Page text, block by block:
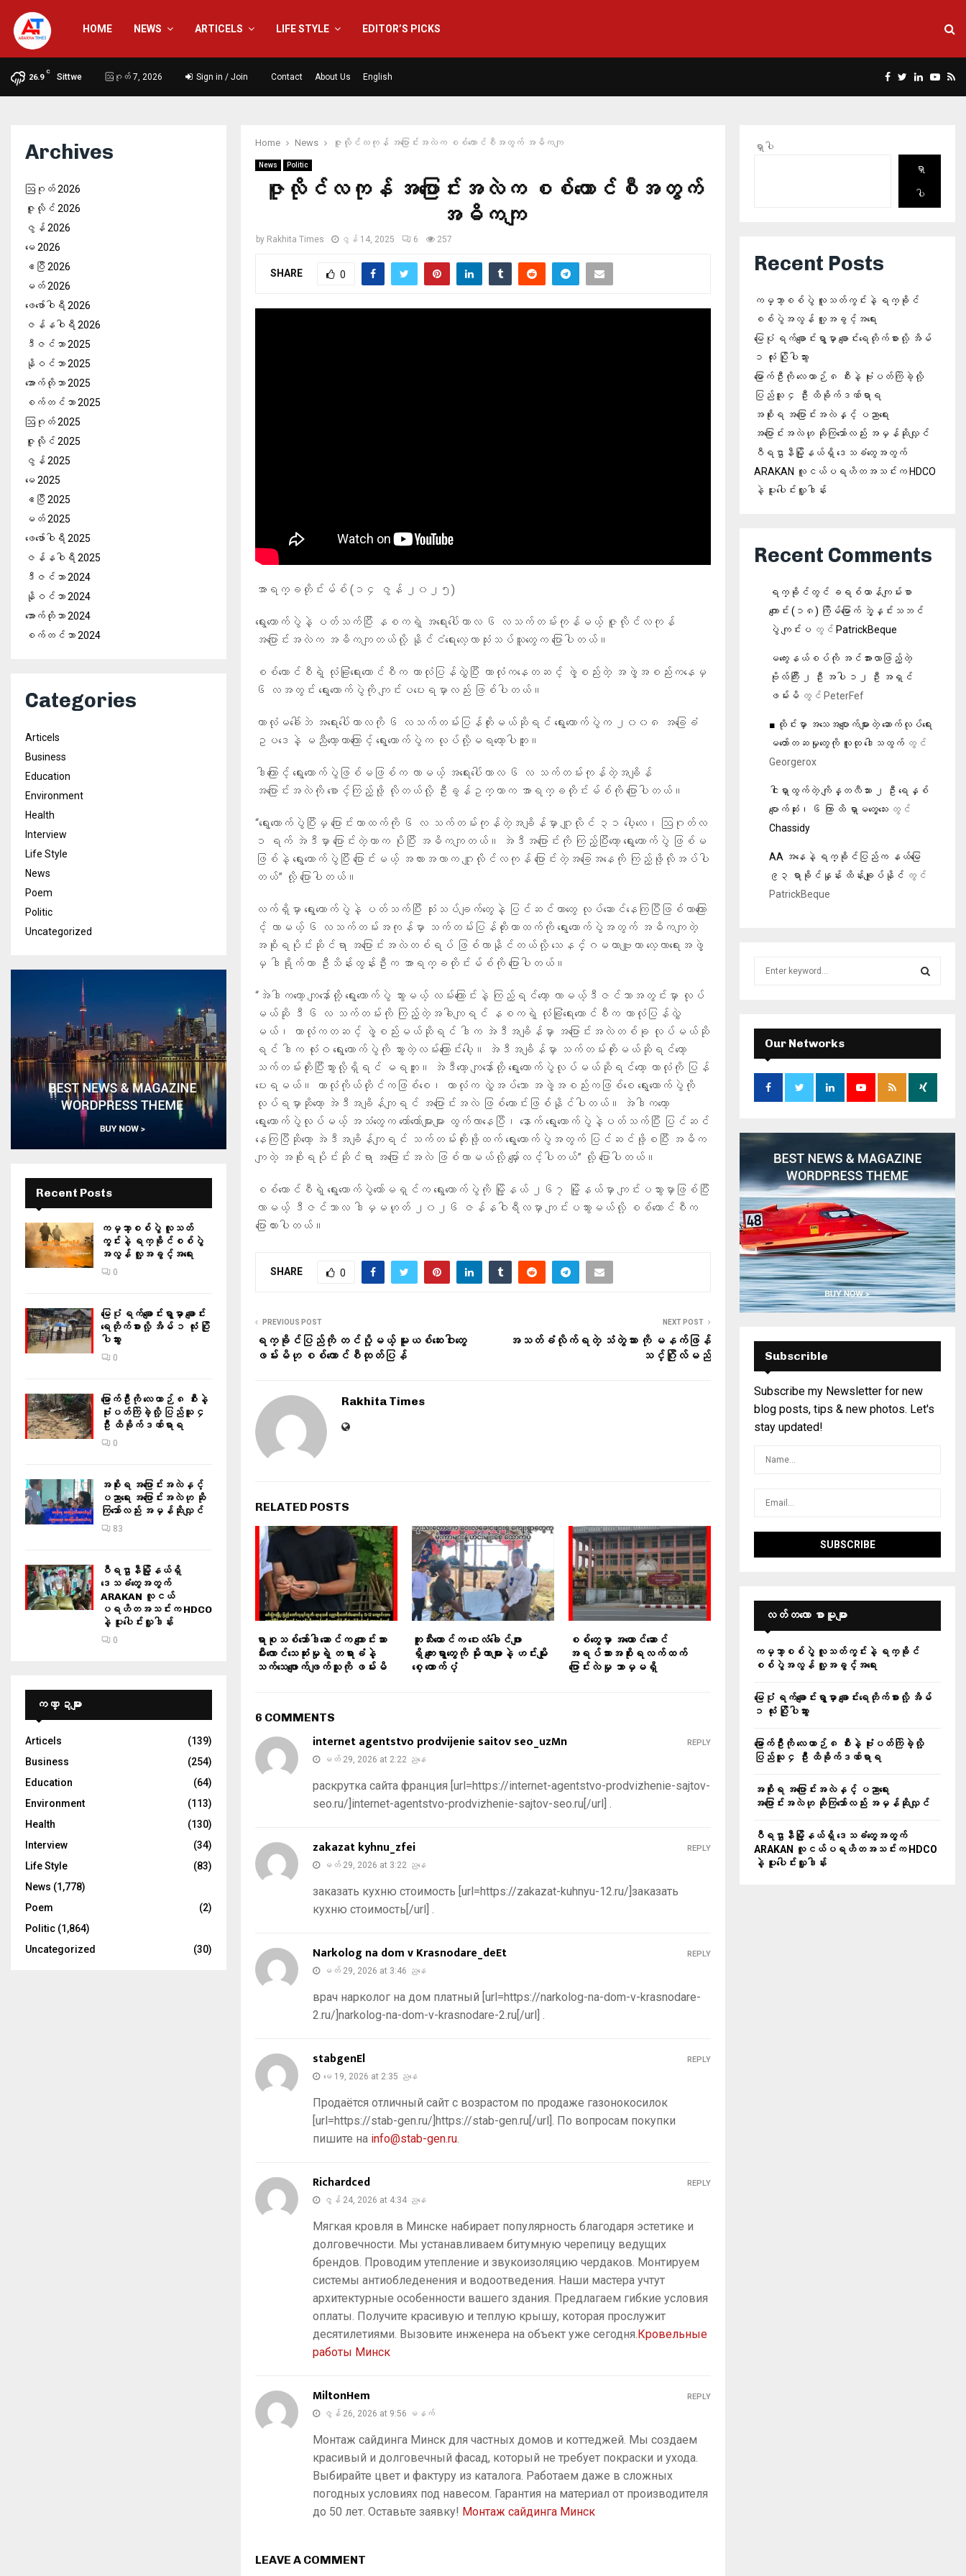
HOME NEWS ARTICELS LIFE STYLE EDITOR’S PICKS
26.9
C
Sittwe ဩဂုတ် 7, 2026 Sign in / Join Contact About Us English Facebook
Twitter
Linkedin
Home News ဇူလိုင်လကုန် အပြောင်းအလဲက စစ်ကောင်စီအတွက် အဓိကကျ
News Politic
ဇူလိုင်လကုန် အပြောင်းအလဲက စစ်ကောင်စီအတွက်
အဓိကကျ
by Rakhita Times ဇွန် 14, 2025 6 257
SHARE 0
အာရက္ခတိုင်းမ်စ် (၁၄ ဇွန် ၂၀၂၅)
ရွေးကောက်ပွဲနဲ့ ပတ်သက်ပြီး နစကရဲ့ အရေးပေါ်ကာလ ၆ လသက်တမ်းကုန်မယ့် ဇူလိုင်လကုန်
အပြောင်းအလဲက အဓိကကျတယ်လို့ နိုင်ငံရေးလေ့လာသုံးသပ်သူတွေက ပြောပါတယ်။
စစ်ကောင်စီရဲ့ လုံခြုံရေးကောင်စီက ကာလုံပြန်လွှဲပြီး ကာလုံကနေတဆင့် ဖွဲ့စည်းတဲ့ အဖွဲ့အစည်းကနေမှ
၆ လအတွင်း ရွေးကောက်ပွဲကို ကျင်းပပေးရမှာလည်း ဖြစ်ပါတယ်။
ကာလုံမ​ခေါ်ဘဲ အရေးပေါ်ကာလကို ၆ လသက်တမ်းပြန်တိုးမယ်ဆိုရင် ရွေးကောက်ပွဲက ၂၀၀၈ အခြေခံ
ဥပဒေနဲ့ မညီတော့တာကြောင့် ရွေးကောက်ပွဲက လုပ်လို့မရတော့ပါဘူး။
ဒါကြောင့် ရွေးကောက်ပွဲဖြစ်မဖြစ်က လာမယ့် အရေးပေါ်ကာလ ၆ လ သက်တမ်းကုန်တဲ့အချိန်
အပြောင်းအလဲကို စောင့်ကြည့်ဖို့ လိုတယ်လို့ ဦးခွန်ဥက္ကာက အာရက္ခတိုင်းမ်စ်ကို ပြောပါတယ်။
“ရွေးကောက်ပွဲပြီးမှ ပြောင်းတာထက်ကို ၆ လ သက်တမ်းကုန်တဲ့အချိန်မှာ ဂျူလိုင် ၃၁ ပေါ့လေ၊ ဩဂုတ်လ
၁ ရက် အဲဒီမှာ ပြောင်းတဲ့ဟာက ပိုပြီး အဓိကကျတယ်။ အဲဒီအပြောင်းကို ကြည့်ပြီးတော့ ရွေးကောက်ပွဲ ဖြစ်မ
ဖြစ်နဲ့ ရွေးကောက်ပွဲပြီး ပြောင်းမယ့် အလားအလာက ဂျူလိုင်လကုန် ပြောင်းတဲ့အခြေအနေကို ကြည့်ဖို့လိုအပ်ပါ
တယ်” လို့ ပြောပါတယ်။
လက်ရှိမှာ ရွေးကောက်ပွဲနဲ့ ပတ်သက်ပြီး သုံးသပ်ချက်တွေနဲ့ ပြင်ဆင်တာတွေ လုပ်ဆောင်နေကြပြီဖြစ်တာကြော
င့် လာမယ့် ၆ လသက်တမ်းအကုန်မှာ သက်တမ်းပြန်တိုးတာထက်ကို ရွေးကောက်ပွဲအတွက် အဓိကကျတဲ့
အစိုးရပိုင်းဆိုင်ရာ အပြောင်းအလဲတစ်ရပ် ဖြစ်လာနိုင်တယ်လို့ သေနင်္ဂမဟာဗျူဟာ လေ့လာရေးအဖွဲ့
မှ ဒါရိုက်တာ ဦးသိန်းထွန်းဦးက အာရက္ခတိုင်းမ်စ်ကို ပြောပါတယ်။
“အဲဒါကတော့ ကျနော်တို့ ရွေးကောက်ပွဲ သွားမယ့် လမ်းကြောင်းနဲ့ ကြည့်ရင်တော့ လာမယ့်ဒီဇင်ဘာအတွင်းမှာ လုပ်
မယ်ဆို ဒီ ၆ လ သက်တမ်းကို ကြည့်တဲ့အခါကျရင် နစကရဲ့ လုံခြုံရေးကောင်စီက ကာလုံပြန်လွှဲ
မယ်၊ ကာလုံကတဆင့် ဖွဲ့စည်းမယ်ဆိုရင် ဒါက အဲဒီအချိန်မှာ အပြောင်းအလဲတစ်ခု လုပ်မယ်ဆို
ရင် ဒါက လုံးဝ ရွေးကောက်ပွဲကို သွားတဲ့လမ်းကြောင်းပေါ့။ အဲဒီအချိန်မှာ သက်တမ်းတိုးမယ်ဆိုရင်တော့
သက်တမ်းတိုးပြီးသွားလို့ရှိရင် မရဘူး။ အဲဒီတော့ ကျနော်တို့ ရွေးကောက်ပွဲလုပ်မယ်ဆိုရင်တော့ ကာလုံကို ပြန်
ပေးရမယ်။ ကာလုံကိုယ်တိုင်ကဖြစ်စေ၊ ကာလုံက လွှဲအပ်သော အဖွဲ့အစည်းကဖြစ်စေ ရွေးကောက်ပွဲကို
လုပ်ရမှာဆိုတော့ အဲဒီအချိန်ကျရင် အပြောင်းအလဲ ဖြစ်ကောင်းဖြစ်နိုင်ပါတယ်။ အဲဒါကတော့
ရွေးကောက်ပွဲလုပ်မယ့် အသံတွေက တော်တော်များများ ထွက်လာနေပြီ၊ နောက် ရွေးကောက်ပွဲနဲ့ပတ်သက်ပြီး ပြင်ဆင်
နေကြပြီဆိုတော့ အဲဒီအချိန်ကျရင် သက်တမ်းတိုးဖို့ထက် ရွေးကောက်ပွဲအတွက် ပြင်ဆင်ဖို့စပြီး အဓိက
ကျတဲ့ အစိုးရပိုင်းဆိုင်ရာ အပြောင်းအလဲ ဖြစ်လာမယ်လို့ မျှော်လင့်ပါတယ်” လို့ ပြောပါတယ်။
စစ်ကောင်စီရဲ့ ရွေးကောက်ပွဲကော်မရှင်က ရွေးကောက်ပွဲကို မြို့နယ် ၂၆၇ မြို့နယ်မှာ ကျင်းပသွားမှာဖြစ်ပြီး
လာမယ့် ဒီဇင်ဘာလ ဒါမှမဟုတ် ၂၀၂၆ ဇန်နဝါရီလမှာ ကျင်းပသွားမယ်လို့ စစ်ကောင်စီက
ပြောထားပါတယ်။
SHARE 0
PREVIOUS POST
ရက္ခိုင်ပြည်ကို တင်ပို့မယ့် မူးယစ်ဆေးဝါးတွေ
ဖမ်းမိဟု စစ်ကောင်စီထုတ်ပြန်
NEXT POST
အသတ်ခံလိုက်ရတဲ့ သံတွဲသား ကို မနက်ဖြန်
သင်္ဂြိုလ်မည်
Rakhita Times
RELATED POSTS
ရာစုသစ်ဘော်ဒါဆောင်က ကျောင်းသား
မီးလောင်သေဆုံးမှုရဲ့ တရားခံနဲ့
သက်သေဖျောက်ဖျက်သူကို ဖမ်းမိ
ဘူးသီးတောင်က ဝေးလံခေါင်ဖျား
ရှိ ကျေးရွာတွေကို မိုးကာများနဲ့ ဟင်းမျိုး
စေ့ ထောက်ပံ့
စစ်တွေမှာ အယောင်ဆောင်
အရပ်သားအစိုးရလက်ထက်
ပြောင်းလဲမှု ဘာမှမရှိ
6 COMMENTS
internet agentstvo prodvijenie saitov seo_uzMn
မတ် 29, 2026 at 2:22 ညနေ
раскрутка сайта франция [url=https://internet-agentstvo-prodvizhenie-sajtov-
seo.ru/]internet-agentstvo-prodvizhenie-sajtov-seo.ru[/url] .
REPLY
zakazat kyhnu_zfei
မတ် 29, 2026 at 3:22 ညနေ
заказать кухню стоимость [url=https://zakazat-kuhnyu-12.ru/]заказать
кухню стоимость[/url] .
REPLY
Narkolog na dom v Krasnodare_deEt
မတ် 29, 2026 at 3:46 ညနေ
врач нарколог на дом платный [url=https://narkolog-na-dom-v-krasnodare-
2.ru/]narkolog-na-dom-v-krasnodare-2.ru[/url] .
REPLY
stabgenEl
မေ 19, 2026 at 2:35 ညနေ
Продаётся отличный сайт с возрастом по продаже газонокосилок
[url=https://stab-gen.ru/]https://stab-gen.ru[/url]. По вопросам покупки
пишите на info@stab-gen.ru.
REPLY
Richardced
ဇွန် 24, 2026 at 4:34 ညနေ
Мягкая кровля в Минске набирает популярность благодаря эстетике и
долговечности. Мы устанавливаем битумную черепицу ведущих
брендов. Проводим утепление и звукоизоляцию чердаков. Монтируем
системы антиобледенения и водоотведения. Наши мастера учтут
архитектурные особенности вашего здания. Предлагаем гибкие условия
оплаты. Получите красивую и теплую крышу, которая прослужит
десятилетиями. Вызовите инженера на объект уже сегодня.Кровельные
работы Минск
REPLY
MiltonHem
ဇွန် 26, 2026 at 9:56 မနက်
Монтаж сайдинга Минск для частных домов и коттеджей. Мы создаем
красивый и долговечный фасад, который не требует покраски и ухода.
Выбирайте цвет и фактуру из каталога. Работаем даже в сложных
погодных условиях под навесом. Гарантия на материал от производителя
до 50 лет. Оставьте заявку! Монтаж сайдинга Минск
REPLY
LEAVE A COMMENT
Archives
ဩဂုတ် 2026
ဇူလိုင် 2026
ဇွန် 2026
မေ 2026
ဧပြီ 2026
မတ် 2026
ဖေ‌ဖော်ဝါရီ 2026
ဇန်နဝါရီ 2026
ဒီဇင်ဘာ 2025
နိုဝင်ဘာ 2025
အောက်တိုဘာ 2025
စက်တင်ဘာ 2025
ဩဂုတ် 2025
ဇူလိုင် 2025
ဇွန် 2025
မေ 2025
ဧပြီ 2025
မတ် 2025
ဖေ‌ဖော်ဝါရီ 2025
ဇန်နဝါရီ 2025
ဒီဇင်ဘာ 2024
နိုဝင်ဘာ 2024
အောက်တိုဘာ 2024
စက်တင်ဘာ 2024
Categories
Articels
Business
Education
Environment
Health
Interview
Life Style
News
Poem
Politic
Uncategorized
Recent Posts
ကမ္ဘာ့စစ်ပွဲ လူသတ်
ကွင်းနဲ့ ရက္ခိုင်စစ်ပွဲ
အလွန် လူ့အခွင့်အရေး
0
မြေပုံ ရက်ချောင်းရွာမှာ ချောင်း
ရေတိုက်စားလို့ အိမ် ၁ လုံး ပြို
ပါသွား
0
မြောက်ဦးကို လေယာဉ် ၈ စီးနဲ့
ဗုံးပတ်ကြဲခဲ့လို့ ပြည်သူ ၄
ဦး ထိခိုက်ဒဏ်ရာရ
0
အစိုးရ အပြောင်းအလဲနှင့်
ပညာရေး အပြောင်းအလဲဟု ဆို
ကြသော်လည်း အမှန်ဆိုလျှင်
83
ဝီရဌာနီမြို့နယ်ရှိ‌
ဒေသခံတွေအတွက်
ARAKAN လူငယ်
ပရဟိတအသင်းက HDCO
နဲ့ ပူးပေါင်းလှူဒါန်း
0
ကဏ္ဍများ
Articels
(139)
Business
(254)
Education
(64)
Environment
(113)
Health
(130)
Interview
(34)
Life Style
(83)
News (1,778)
Poem
(2)
Politic (1,864)
Uncategorized
(30)
ရှာပါ
ရှာ
ပါ
Recent Posts
ကမ္ဘာ့စစ်ပွဲ လူသတ်ကွင်းနဲ့ ရက္ခိုင်
စစ်ပွဲအလွန် လူ့အခွင့်အရေး
မြေပုံ ရက်ချောင်းရွာမှာ ချောင်းရေတိုက်စားလို့ အိမ်
၁ လုံး ပြိုပါသွား
မြောက်ဦးကို လေယာဉ် ၈ စီးနဲ့ ဗုံးပတ်ကြဲခဲ့လို့
ပြည်သူ ၄ ဦး ထိခိုက်ဒဏ်ရာရ
အစိုးရ အပြောင်းအလဲနှင့် ပညာရေး
အပြောင်းအလဲဟု ဆိုကြသော်လည်း အမှန်ဆိုလျှင်
ဝီရဌာနီမြို့နယ်ရှိ‌ ဒေသခံတွေအတွက်
ARAKAN လူငယ်ပရဟိတအသင်းက HDCO
နဲ့ ပူးပေါင်းလှူဒါန်း
Recent Comments
ရက္ခိုင်တွင် ခရစ်ယာန်ကျမ်းစာ
ကျောင်း (၁၈) ကြိမ်မြောက် ဘွဲ့နှင်းသဘင်
ပွဲ ကျင်းပ တွင် PatrickBeque
မကွေးနယ်စပ်ကို အင်အားလာဖြည့်တဲ့
ဗိုလ်ကြီး ၂ ဦး အပါ ၁၂ ဦး အရှင်
ဖမ်းမိ တွင် PeterFef
■ ထိုင်းမှာ အသေအပျောက်များတဲ့ ဆောက်လုပ်ရေး
မတော်တဆမှုတွေကို လူထု ဒေါသထွက် တွင်
Georgerox
ငါးရှာထွက်တဲ့ ကျိန္တလီသား ၂ ဦး ရေနှစ်
ပျောက်ဆုံး၊ ၆ ကြာ ထိ ရှာမတွေ့သေး တွင်
Chassidy
AA အနေနဲ့ ရက္ခိုင်ပြည်က နယ်မြေ
၉၃ ရာခိုင်နှုန်း ထိန်းချုပ်နိုင် တွင်
PatrickBeque
:
E
A
R
Our Networks
Subscrible
Subscribe my Newsletter for new
blog posts, tips & new photos. Let's
stay updated!
လတ်တ‌လော စာမူများ
ကမ္ဘာ့စစ်ပွဲ လူသတ်ကွင်းနဲ့ ရက္ခိုင်
စစ်ပွဲအလွန် လူ့အခွင့်အရေး
မြေပုံ ရက်ချောင်းရွာမှာ ချောင်းရေတိုက်စားလို့ အိမ်
၁ လုံး ပြိုပါသွား
မြောက်ဦးကို လေယာဉ် ၈ စီးနဲ့ ဗုံးပတ်ကြဲခဲ့လို့
ပြည်သူ ၄ ဦး ထိခိုက်ဒဏ်ရာရ
အစိုးရ အပြောင်းအလဲနှင့် ပညာရေး
အပြောင်းအလဲဟု ဆိုကြသော်လည်း အမှန်ဆိုလျှင်
ဝီရဌာနီမြို့နယ်ရှိ‌ ဒေသခံတွေအတွက်
ARAKAN လူငယ်ပရဟိတအသင်းက HDCO
နဲ့ ပူးပေါင်းလှူဒါန်း